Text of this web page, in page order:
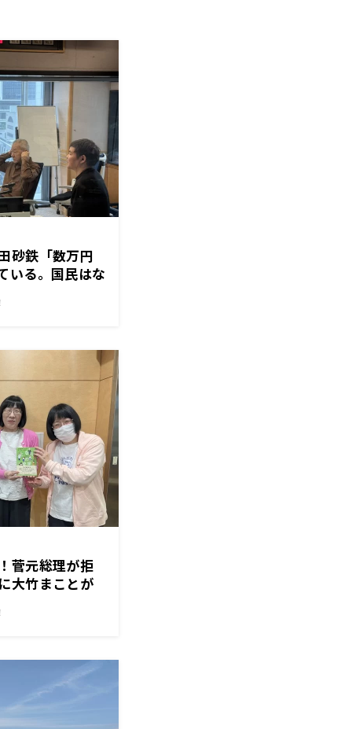
砂鉄「数万円
いる。国民はな
菅元総理が拒
大竹まことが